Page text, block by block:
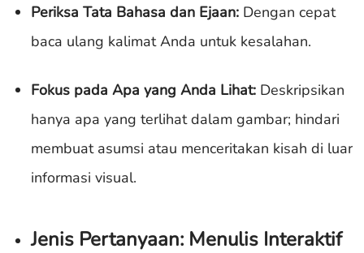
Periksa Tata Bahasa dan Ejaan: Dengan cepat
baca ulang kalimat Anda untuk kesalahan.
Fokus pada Apa yang Anda Lihat: Deskripsikan
hanya apa yang terlihat dalam gambar; hindari
membuat asumsi atau menceritakan kisah di luar
informasi visual.
Jenis Pertanyaan: Menulis Interaktif